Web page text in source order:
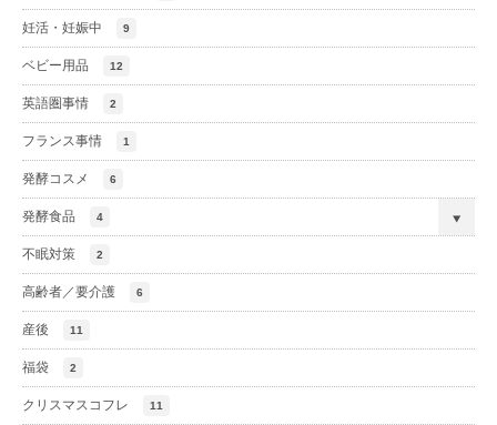
妊活・妊娠中 9
ベビー用品 12
英語圏事情 2
フランス事情 1
発酵コスメ 6
発酵食品 4
不眠対策 2
高齢者／要介護 6
産後 11
福袋 2
クリスマスコフレ 11